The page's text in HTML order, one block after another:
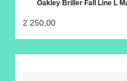
Oakley Briller Fall Line L
2 250,00